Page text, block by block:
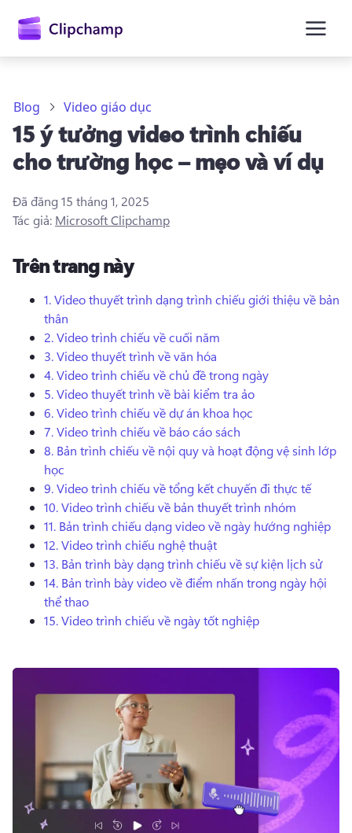
dung
chính
Đăng nhập
Dùng thử miễn phí
Blog Video giáo dục
15 ý tưởng video trình chiếu
cho trường học – mẹo và ví dụ
Đã đăng 15 tháng 1, 2025
Tác giả: Microsoft Clipchamp
Trên trang này
1.Video thuyết trình dạng trình chiếu giới thiệu về bản
thân
2.Video trình chiếu về cuối năm
3.Video thuyết trình về văn hóa
4.Video trình chiếu về chủ đề trong ngày
5.Video thuyết trình về bài kiểm tra ảo
6.Video trình chiếu về dự án khoa học
7.Video trình chiếu về báo cáo sách
8. Bản trình chiếu về nội quy và hoạt động vệ sinh lớp
học
9.Video trình chiếu về tổng kết chuyến đi thực tế
10.Video trình chiếu về bản thuyết trình nhóm
11. Bản trình chiếu dạng video về ngày hướng nghiệp
12.Video trình chiếu nghệ thuật
13. Bản trình bày dạng trình chiếu về sự kiện lịch sử
14. Bản trình bày video về điểm nhấn trong ngày hội
thể thao
15.Video trình chiếu về ngày tốt nghiệp